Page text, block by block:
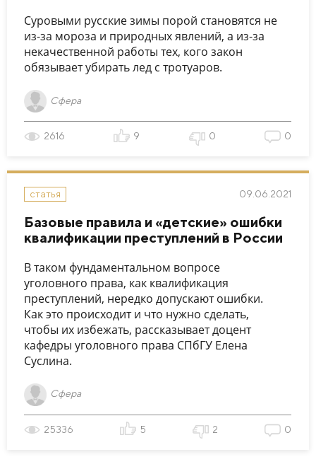
Суровыми русские зимы порой становятся не
из-за мороза и природных явлений, а из-за
некачественной работы тех, кого закон
обязывает убирать лед с тротуаров.
Сфера
2616 9 0 0
статья 09.06.2021
Базовые правила и «детские» ошибки
квалификации преступлений в России
В таком фундаментальном вопросе
уголовного права, как квалификация
преступлений, нередко допускают ошибки.
Как это происходит и что нужно сделать,
чтобы их избежать, рассказывает доцент
кафедры уголовного права СПбГУ Елена
Суслина.
Сфера
25336 5 2 0